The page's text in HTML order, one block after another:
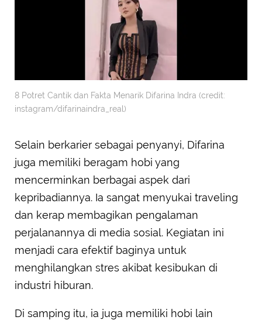
8 Potret Cantik dan Fakta Menarik Difarina Indra (credit:
instagram/difarinaindra_real)
Selain berkarier sebagai penyanyi, Difarina
juga memiliki beragam hobi yang
mencerminkan berbagai aspek dari
kepribadiannya. Ia sangat menyukai traveling
dan kerap membagikan pengalaman
perjalanannya di media sosial. Kegiatan ini
menjadi cara efektif baginya untuk
menghilangkan stres akibat kesibukan di
industri hiburan.
Di samping itu, ia juga memiliki hobi lain